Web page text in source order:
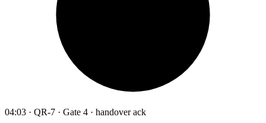
04:03 · QR-7 · Gate 4 · handover ack